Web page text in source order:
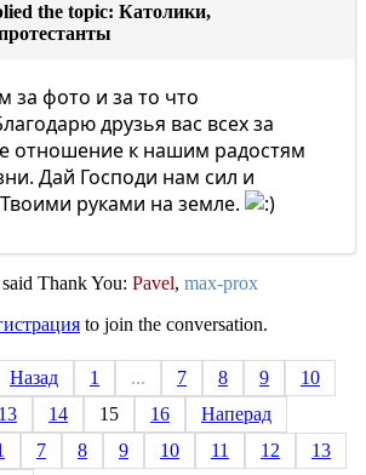
the topic: Католики,
за фото и за то что
друзья вас всех за
отношение к нашим радостям
Дай Господи нам сил и
руками на земле.
Thank You: Pavel, max-prox
to join the conversation.
Назад 1 ... 7 8 9
10
13 14 15 16
Наперад
7 8 9 10 11 12
13